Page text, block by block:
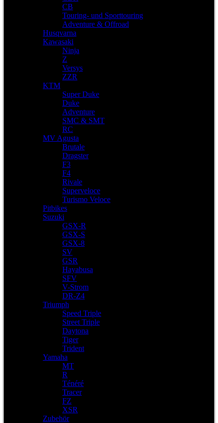
CB
Touring- und Sporttouring
Adventure & Offroad
Husqvarna
Kawasaki
Ninja
Z
Versys
ZZR
KTM
Super Duke
Duke
Adventure
SMC & SMT
RC
MV Agusta
Brutale
Dragster
F3
F4
Rivale
Superveloce
Turismo Veloce
Pitbikes
Suzuki
GSX-R
GSX-S
GSX-8
SV
GSR
Hayabusa
SFV
V-Strom
DR-Z4
Triumph
Speed Triple
Street Triple
Daytona
Tiger
Trident
Yamaha
MT
R
Ténéré
Tracer
FZ
XSR
Zubehör